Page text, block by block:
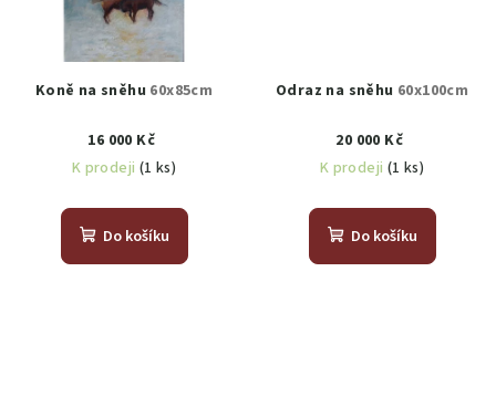
Koně na sněhu 60x85cm
16 000 Kč
K prodeji (1 ks)
Do košíku
Odraz na sněhu 60x100cm
20 000 Kč
K prodeji (1 ks)
Do košíku